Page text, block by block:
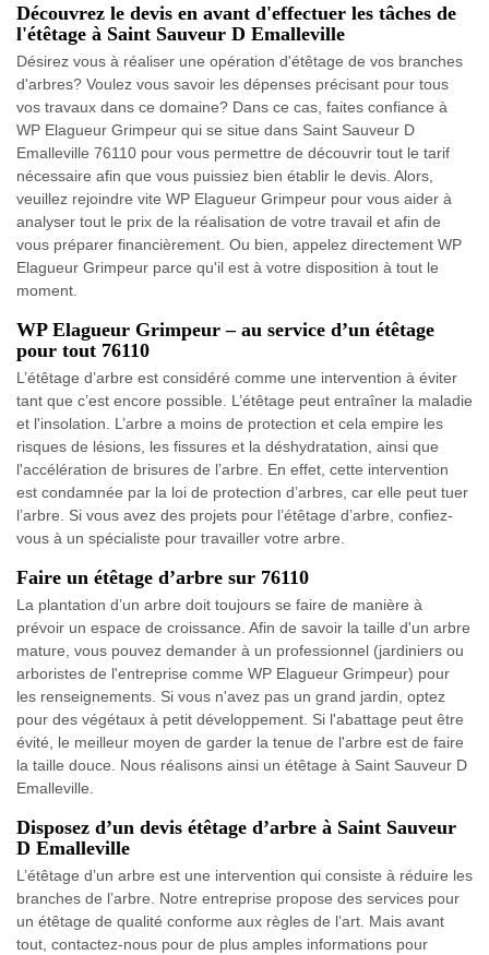
Découvrez le devis en avant d'effectuer les tâches de
l'étêtage à Saint Sauveur D Emalleville
Désirez vous à réaliser une opération d'étêtage de vos branches
d'arbres? Voulez vous savoir les dépenses précisant pour tous
vos travaux dans ce domaine? Dans ce cas, faites confiance à
WP Elagueur Grimpeur qui se situe dans Saint Sauveur D
Emalleville 76110 pour vous permettre de découvrir tout le tarif
nécessaire afin que vous puissiez bien établir le devis. Alors,
veuillez rejoindre vite WP Elagueur Grimpeur pour vous aider à
analyser tout le prix de la réalisation de votre travail et afin de
vous préparer financièrement. Ou bien, appelez directement WP
Elagueur Grimpeur parce qu'il est à votre disposition à tout le
moment.
WP Elagueur Grimpeur – au service d’un étêtage
pour tout 76110
L’étêtage d’arbre est considéré comme une intervention à éviter
tant que c’est encore possible. L’étêtage peut entraîner la maladie
et l'insolation. L’arbre a moins de protection et cela empire les
risques de lésions, les fissures et la déshydratation, ainsi que
l'accélération de brisures de l’arbre. En effet, cette intervention
est condamnée par la loi de protection d’arbres, car elle peut tuer
l’arbre. Si vous avez des projets pour l’étêtage d’arbre, confiez-
vous à un spécialiste pour travailler votre arbre.
Faire un étêtage d’arbre sur 76110
La plantation d’un arbre doit toujours se faire de manière à
prévoir un espace de croissance. Afin de savoir la taille d'un arbre
mature, vous pouvez demander à un professionnel (jardiniers ou
arboristes de l'entreprise comme WP Elagueur Grimpeur) pour
les renseignements. Si vous n'avez pas un grand jardin, optez
pour des végétaux à petit développement. Si l'abattage peut être
évité, le meilleur moyen de garder la tenue de l'arbre est de faire
la taille douce. Nous réalisons ainsi un étêtage à Saint Sauveur D
Emalleville.
Disposez d’un devis étêtage d’arbre à Saint Sauveur
D Emalleville
L’étêtage d’un arbre est une intervention qui consiste à réduire les
branches de l’arbre. Notre entreprise propose des services pour
un étêtage de qualité conforme aux règles de l’art. Mais avant
tout, contactez-nous pour de plus amples informations pour